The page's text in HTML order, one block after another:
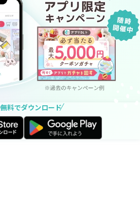
無料でダウンロード